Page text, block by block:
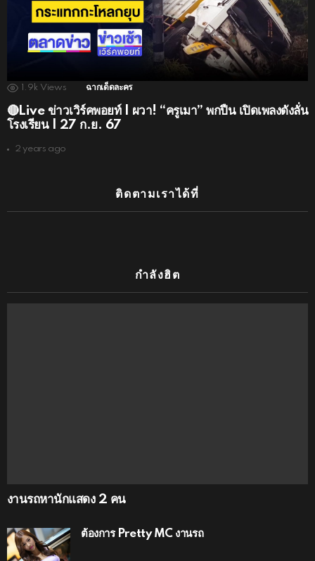
1.9k Views ฉากเด็ดละคร
🔴Live ข่าวเวิร์คพอยท์ | ผวา! “ครูเมา” พกปืน เปิดเพลงดังลั่น
โรงเรียน | 27 ก.ย. 67
2 years ago
ติดตามเราได้ที่
กำลังฮิต
งานรถหานักแสดง 2 คน
ต้องการ Pretty MC งานรถ